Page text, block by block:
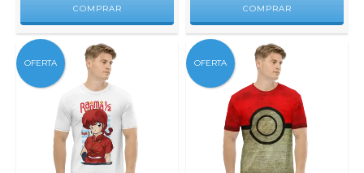
COMPRAR COMPRAR
OFERTA OFERTA